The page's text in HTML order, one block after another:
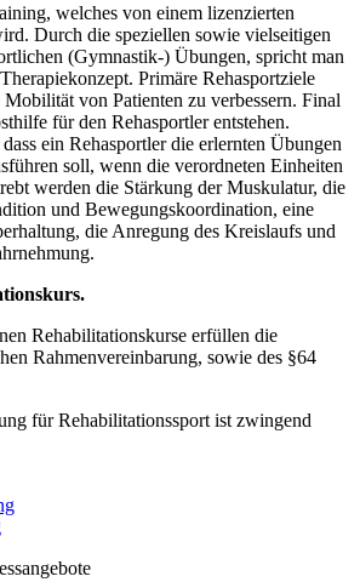
welches von einem lizenzierten
Durch die speziellen sowie vielseitigen
(Gymnastik-) Übungen, spricht man
Primäre Rehasportziele
von Patienten zu verbessern. Final
für den Rehasportler entstehen.
ein Rehasportler die erlernten Übungen
soll, wenn die verordneten Einheiten
werden die Stärkung der Muskulatur, die
und Bewegungskoordination, eine
die Anregung des Kreislaufs und
Rehabilitationskurse erfüllen die
Rahmenvereinbarung, sowie des §64
für Rehabilitationssport ist zwingend